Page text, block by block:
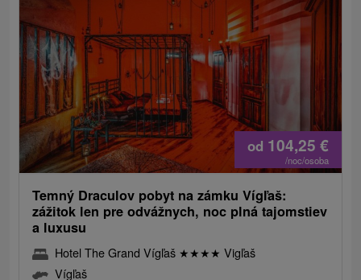
od 104,25 €
/noc/osoba
Temný Draculov pobyt na zámku Vígľaš:
zážitok len pre odvážnych, noc plná tajomstiev
a luxusu
Hotel The Grand Vígľaš ★★★★ Vigľaš
Vígľaš